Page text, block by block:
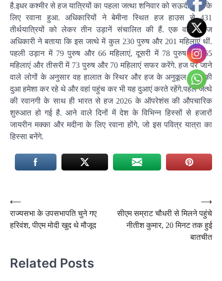
है.इधर कश्मीर से हज यात्रियों का पहला जत्था शनिवार को सऊदी अरब के
लिए रवाना हुआ. अधिकारियों ने बेमीना स्थित हज हाउस से 431
तीर्थयात्रियों को लेकर तीन उड़ानें संचालित की हैं. एक वरिष्ठ हज
अधिकारी ने बताया कि इस जत्थे में कुल 230 पुरुष और 201 महिलाएं थीं.
पहली उड़ान में 79 पुरुष और 66 महिलाएं, दूसरी में 78 पुरुष और 65
महिलाएं और तीसरी में 73 पुरुष और 70 महिलाएं सफर करेंगे. हज पर जाने
वाले लोगों के अनुसार वह हालात के स्थिर और हज के अनुकूल रहने की
दुआ हमेशा कर रहे थे और वहां पहुंच कर भी यह दुआएं करते रहेंगे.पहले जत्थे
की रवानगी के साथ ही भारत से हज 2026 के ऑपरेशंस की औपचारिक
शुरुआत हो गई है. आने वाले दिनों में देश के विभिन्न हिस्सों से हजारों
जायरीन मक्का और मदीना के लिए रवाना होंगे, जो इस पवित्र यात्रा का
हिस्सा बनेंगे.
Post
navigation
⟵
राज्यसभा के उपसभापति चुने गए
हरिवंश, पीएम मोदी खुद थे मौजूद
सीएम सम्राट चौधरी से मिलने पहुंचे
नीतीश कुमार, 20 मिनट तक हुई
बातचीत
⟶
Related Posts